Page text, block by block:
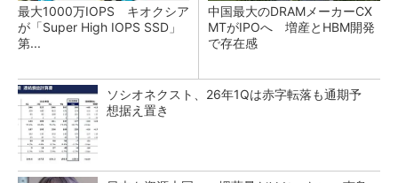
最大1000万IOPS キオクシア
が「Super High IOPS SSD」
第...
中国最大のDRAMメーカーCX
MTがIPOへ 増産とHBM開発
で存在感
ソシオネクスト、26年1Qは赤字転落も通期予
想据え置き